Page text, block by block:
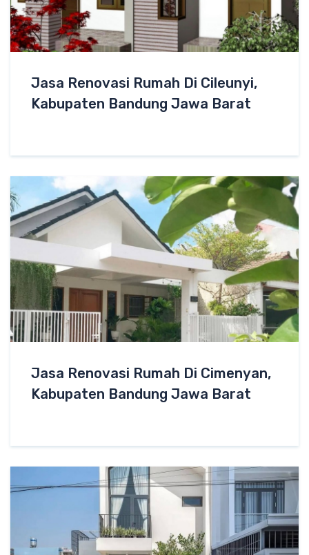
Jasa Renovasi Rumah Di Cileunyi,
Kabupaten Bandung Jawa Barat
Jasa Renovasi Rumah Di Cimenyan,
Kabupaten Bandung Jawa Barat